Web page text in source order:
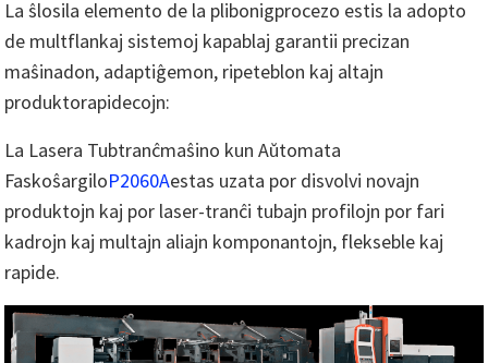
La ŝlosila elemento de la plibonigprocezo estis la adopto
de multflankaj sistemoj kapablaj garantii precizan
maŝinadon, adaptiĝemon, ripeteblon kaj altajn
produktorapidecojn:
La Lasera Tubtranĉmaŝino kun Aŭtomata
FaskoŝargiloP2060Aestas uzata por disvolvi novajn
produktojn kaj por laser-tranĉi tubajn profilojn por fari
kadrojn kaj multajn aliajn komponantojn, flekseble kaj
rapide.